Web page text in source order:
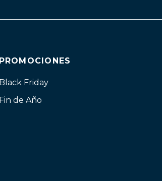
PROMOCIONES
Black Friday
Fin de Año